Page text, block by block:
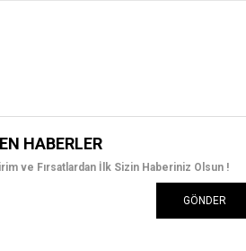
HABERLER
ve Fırsatlardan İlk Sizin Haberiniz Olsun !
GÖNDER